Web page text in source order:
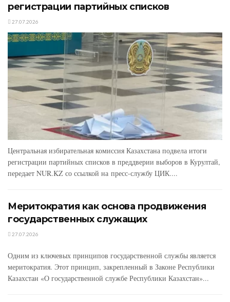
регистрации партийных списков
27.07.2026
Центральная избирательная комиссия Казахстана подвела итоги
регистрации партийных списков в преддверии выборов в Курултай,
передает NUR.KZ со ссылкой на пресс-службу ЦИК....
Меритократия как основа продвижения
государственных служащих
27.07.2026
Одним из ключевых принципов государственной службы является
меритократия. Этот принцип, закрепленный в Законе Республики
Казахстан «О государственной службе Республики Казахстан»...